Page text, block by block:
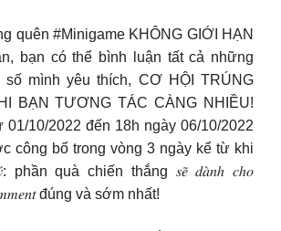
quên #Minigame KHÔNG GIỚI HẠN
bạn có thể bình luận tất cả những
mình yêu thích, CƠ HỘI TRÚNG
BẠN TƯƠNG TÁC CÀNG NHIỀU!
01/10/2022 đến 18h ngày 06/10/2022
công bố trong vòng 3 ngày kể từ khi
phần quà chiến thắng 𝑠𝑒̃ 𝑑𝑎̀𝑛ℎ 𝑐ℎ𝑜
đúng và sớm nhất!